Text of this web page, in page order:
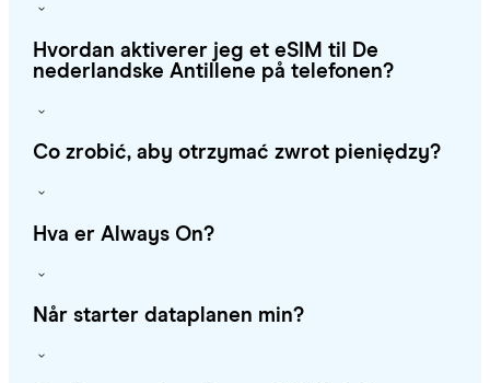
Hvordan aktiverer jeg et eSIM til De
nederlandske Antillene på telefonen?
Co zrobić, aby otrzymać zwrot pieniędzy?
Hva er Always On?
Når starter dataplanen min?